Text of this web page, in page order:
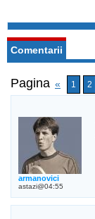
Comentarii
Pagina « 1 2
armanovici
astazi@04:55